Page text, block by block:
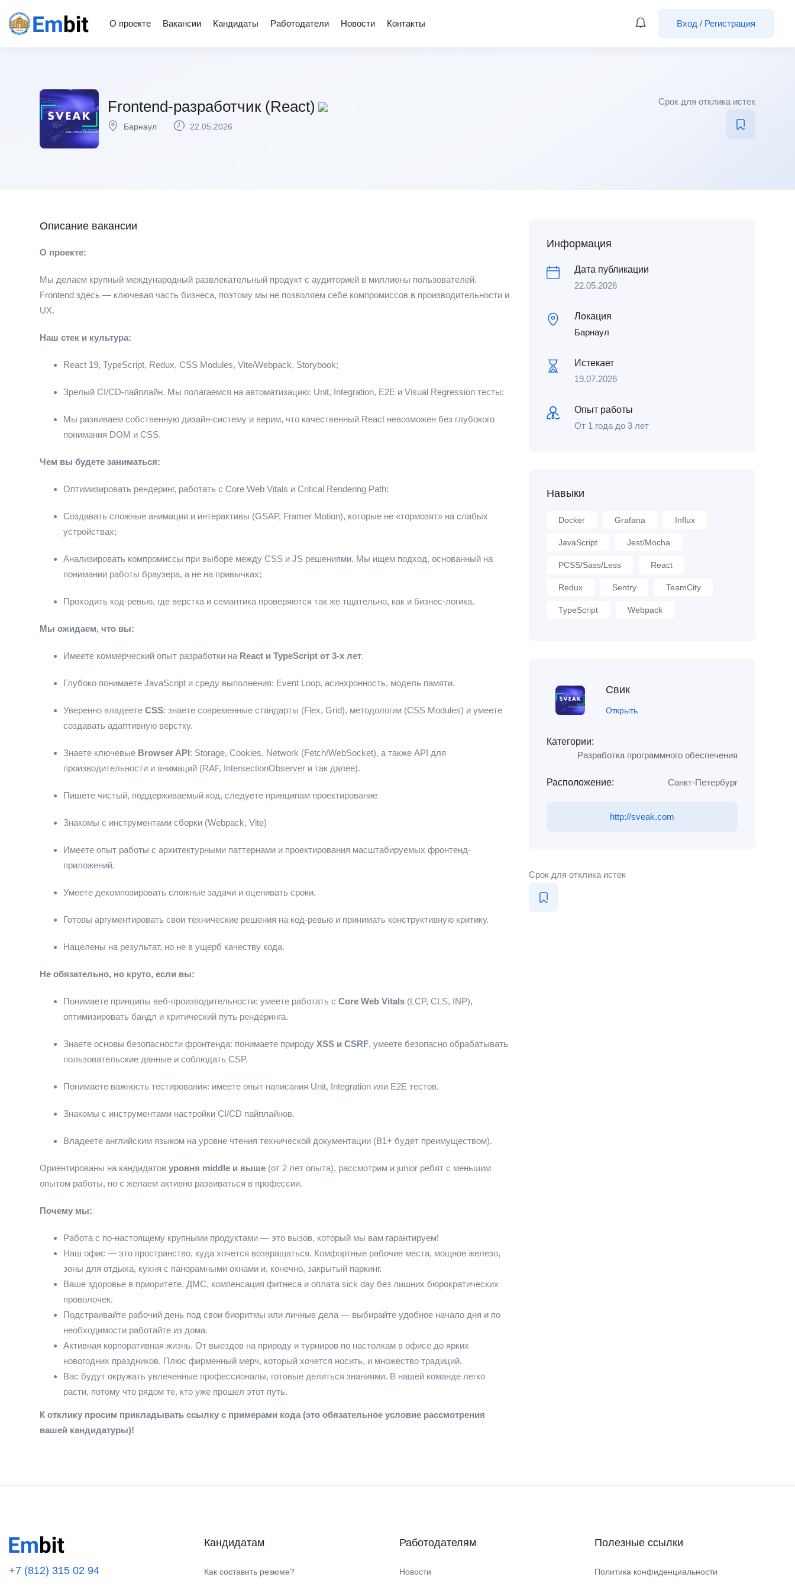
О проекте Вакансии Кандидаты Работодатели Новости Контакты Вход / Регистрация
Frontend-разработчик (React)
Барнаул 22.05.2026
Срок для отклика истек
Описание вакансии
О проекте:
Мы делаем крупный международный развлекательный продукт с аудиторией в миллионы пользователей.
Frontend здесь — ключевая часть бизнеса, поэтому мы не позволяем себе компромиссов в производительности и
UX.
Наш стек и культура:
React 19, TypeScript, Redux, CSS Modules, Vite/Webpack, Storybook;
Зрелый CI/CD-пайплайн. Мы полагаемся на автоматизацию: Unit, Integration, E2E и Visual Regression тесты;
Мы развиваем собственную дизайн-систему и верим, что качественный React невозможен без глубокого
понимания DOM и CSS.
Чем вы будете заниматься:
Оптимизировать рендеринг, работать с Core Web Vitals и Critical Rendering Path;
Создавать сложные анимации и интерактивы (GSAP, Framer Motion), которые не «тормозят» на слабых
устройствах;
Анализировать компромиссы при выборе между CSS и JS решениями. Мы ищем подход, основанный на
понимании работы браузера, а не на привычках;
Проходить код-ревью, где верстка и семантика проверяются так же тщательно, как и бизнес-логика.
Мы ожидаем, что вы:
Имеете коммерческий опыт разработки на React и TypeScript от 3-х лет.
Глубоко понимаете JavaScript и среду выполнения: Event Loop, асинхронность, модель памяти.
Уверенно владеете CSS: знаете современные стандарты (Flex, Grid), методологии (CSS Modules) и умеете
создавать адаптивную верстку.
Знаете ключевые Browser API: Storage, Cookies, Network (Fetch/WebSocket), а также API для
производительности и анимаций (RAF, IntersectionObserver и так далее).
Пишете чистый, поддерживаемый код, следуете принципам проектирование
Знакомы с инструментами сборки (Webpack, Vite)
Имеете опыт работы с архитектурными паттернами и проектирования масштабируемых фронтенд-
приложений.
Умеете декомпозировать сложные задачи и оценивать сроки.
Готовы аргументировать свои технические решения на код-ревью и принимать конструктивную критику.
Нацелены на результат, но не в ущерб качеству кода.
Не обязательно, но круто, если вы:
Понимаете принципы веб-производительности: умеете работать с Core Web Vitals (LCP, CLS, INP),
оптимизировать бандл и критический путь рендеринга.
Знаете основы безопасности фронтенда: понимаете природу XSS и CSRF, умеете безопасно обрабатывать
пользовательские данные и соблюдать CSP.
Понимаете важность тестирования: имеете опыт написания Unit, Integration или E2E тестов.
Знакомы с инструментами настройки CI/CD пайплайнов.
Владеете английским языком на уровне чтения технической документации (B1+ будет преимуществом).
Ориентированы на кандидатов уровня middle и выше (от 2 лет опыта), рассмотрим и junior ребят с меньшим
опытом работы, но с желаем активно развиваться в профессии.
Почему мы:
Работа с по-настоящему крупными продуктами — это вызов, который мы вам гарантируем!
Наш офис — это пространство, куда хочется возвращаться. Комфортные рабочие места, мощное железо,
зоны для отдыха, кухня с панорамными окнами и, конечно, закрытый паркинг.
Ваше здоровье в приоритете. ДМС, компенсация фитнеса и оплата sick day без лишних бюрократических
проволочек.
Подстраивайте рабочий день под свои биоритмы или личные дела — выбирайте удобное начало дня и по
необходимости работайте из дома.
Активная корпоративная жизнь. От выездов на природу и турниров по настолкам в офисе до ярких
новогодних праздников. Плюс фирменный мерч, который хочется носить, и множество традиций.
Вас будут окружать увлеченные профессионалы, готовые делиться знаниями. В нашей команде легко
расти, потому что рядом те, кто уже прошел этот путь.
К отклику просим прикладывать ссылку с примерами кода (это обязательное условие рассмотрения
вашей кандидатуры)!
Информация
Дата публикации
22.05.2026
Локация
Барнаул
Истекает
19.07.2026
Опыт работы
От 1 года до 3 лет
Навыки
Docker Grafana Influx
JavaScript Jest/Mocha
PCSS/Sass/Less React
Redux Sentry TeamCity
TypeScript Webpack
Свик
Открыть
Категории:
Разработка программного обеспечения
Расположение: Санкт-Петербург
http://sveak.com
Срок для отклика истек
+7 (812) 315 02 94
Кандидатам
Как составить резюме?
Работодателям
Новости
Полезные ссылки
Политика конфиденциальности